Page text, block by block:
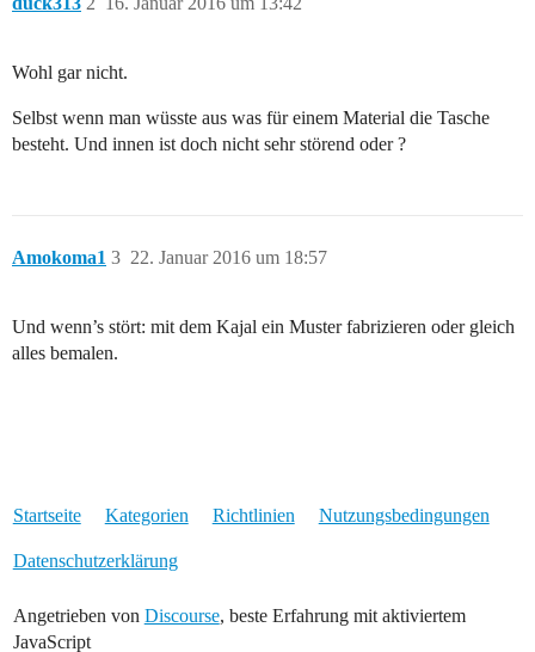
Wohl gar nicht.
Selbst wenn man wüsste aus was für einem Material die Tasche
besteht. Und innen ist doch nicht sehr störend oder ?
Amokoma1 22. Januar 2016 um 18:57
3
Und wenn’s stört: mit dem Kajal ein Muster fabrizieren oder gleich
alles bemalen.
Startseite Kategorien Richtlinien Nutzungsbedingungen
Datenschutzerklärung
Angetrieben von Discourse, beste Erfahrung mit aktiviertem
JavaScript